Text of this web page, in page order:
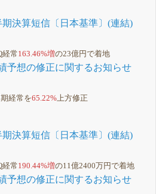
決算短信〔日本基準〕(連結)
経常163.46%増の23億円で着地
予想の修正に関するお知らせ
経常を65.22%上方修正
決算短信〔日本基準〕(連結)
経常190.44%増の11億2400万円で着地
予想の修正に関するお知らせ